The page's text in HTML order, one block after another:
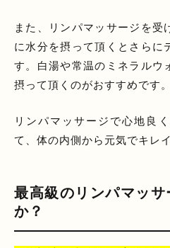
また、リンパマッサージを受
に水分を摂って頂くとさらに
す。白湯や常温のミネラルウ
摂って頂くのがおすすめです。
リンパマッサージで心地良
て、体の内側から元気でキレ
最高級のリンパマッ
か？